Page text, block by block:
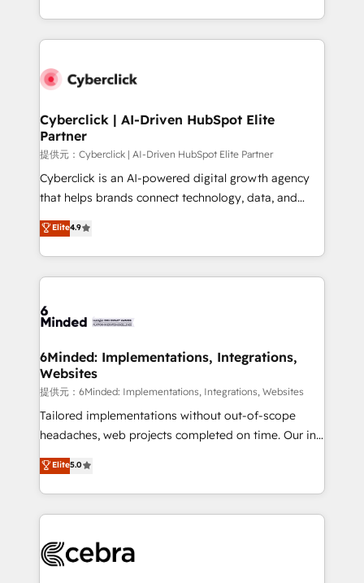
America. From casual user to super fan: make
Canada, we’ve delivered thousands of successful
HubSpot projects for mid-market and enterprise
combine HubSpot, data, and AI to design connected
and technology for predictable, scalable revenue
growth. Our expertise spans RevOps, CRM and data
architecture, AI enablement, and strategic marketing,
delivered through our proprietary FLAIR framework
for responsible AI adoption. As a HubSpot Elite
we blend strategy, creativity, and technology to help
organisations scale smarter and grow stronger.
Cyberclick | AI-Driven HubSpot Elite
Partner
提供元：Cyberclick | AI-Driven HubSpot Elite Partner
Cyberclick is an AI-powered digital growth agency
that helps brands connect technology, data, and
creativity to achieve measurable results. Founded in
Barcelona and operating across Spain, LATAM, and
the UK, we support global companies in building
smarter marketing, sales, and customer success
Iberia (Spain & Portugal), we combine human insight
growth. Our multidisciplinary team designs solutions
that simplify complexity, boost performance, and
turn innovation into real impact. 🌍 Highlights •
HubSpot Partner since 2012 • 2022 EMEA Impact
Award: Best Integration • 150+ successful HubSpot
technology for integrations • Multilingual team:
English, Spanish, Portuguese & Italian 👉 Grow
Elite4.9
6Minded: Implementations, Integrations,
Websites
提供元：6Minded: Implementations, Integrations, Websites
Tailored implementations without out-of-scope
headaches, web projects completed on time. Our in-
house team of certified CRM architects, experts,
developers, designers, and marketers handles all
aspects of your HubSpot. ✨ 400+ global clients ✨
100+ seamless migrations from 15+ different CRMs
implementations, and 5,000+ pages ✨ CS: Clients
Elite5.0